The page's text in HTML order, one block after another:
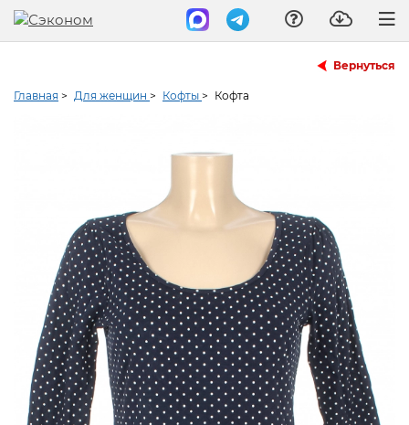
Вернуться
Главная > Для женщин > Кофты > Кофта